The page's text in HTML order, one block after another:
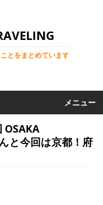
とをまとめています
メニュー
OSAKA
と今回は京都！府